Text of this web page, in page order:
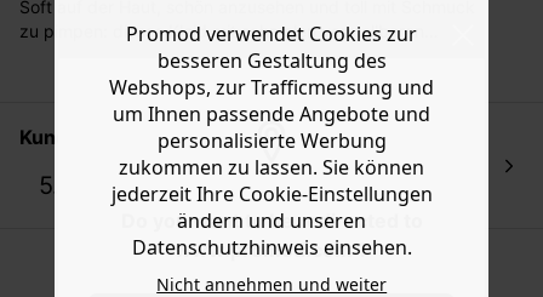
Do you want to be redirected to
www.promod.com ?
Sie haben das Recht binnen30 Tagennach Erhalt der
Ware die Artikel zurückzuschicken oder umzutauschen.
Soft auf der Haut, schön anzusehen und toll mit Schmuck
zu pimpen: dieses Kleid mit schmalen verstellbaren
Trägern ist ein Must-have für Sonnenschein und
Mondlicht. Das Modell ist halblang und ausgestellt
geschnitten mit V-Ausschnitt vorn und hinten, Schlitzen
an den Seiten und abgerundetem Saum. Enthält 100 %
Viskose aus Zellstoff aus nachhaltiger Forstwirtschaft.
Kundenbewertungen
5.0 1 Bewertung
Promod verwendet Cookies zur
besseren Gestaltung des
Webshops, zur Trafficmessung und
um Ihnen passende Angebote und
personalisierte Werbung
zukommen zu lassen. Sie können
jederzeit Ihre Cookie-Einstellungen
ändern und unseren
Datenschutzhinweis einsehen.
Nicht annehmen und weiter